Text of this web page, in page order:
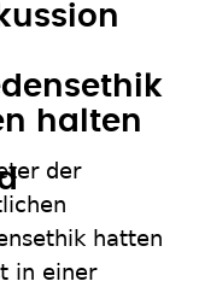
halten
der
hatten
in einer